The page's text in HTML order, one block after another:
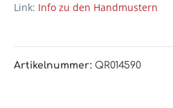
Link: Info zu den Handmustern
Artikelnummer: QR014590